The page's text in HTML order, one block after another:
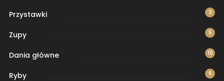
Przystawki 3
Zupy 5
Dania główne 10
Ryby 6